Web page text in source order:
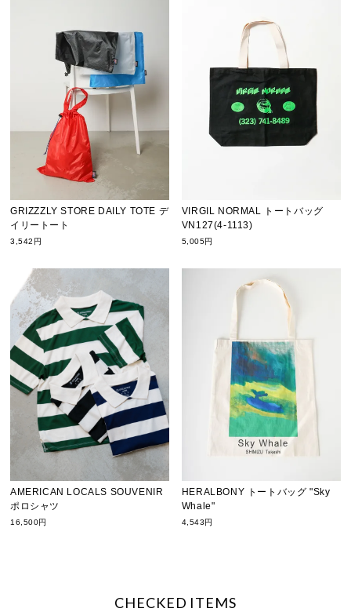
GRIZZZLY STORE DAILY TOTE デ
イリートート
3,542円
VIRGIL NORMAL トートバッグ
VN127(4-1113)
5,005円
AMERICAN LOCALS SOUVENIR
ポロシャツ
16,500円
HERALBONY トートバッグ "Sky
Whale"
4,543円
CHECKED ITEMS